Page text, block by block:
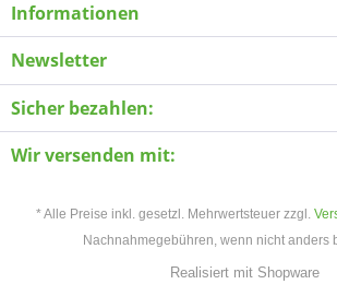
Informationen
Newsletter
Sicher bezahlen:
Wir versenden mit:
* Alle Preise inkl. gesetzl. Mehrwertsteuer zzgl.
Nachnahmegebühren, wenn nicht anders
Realisiert mit Shopware